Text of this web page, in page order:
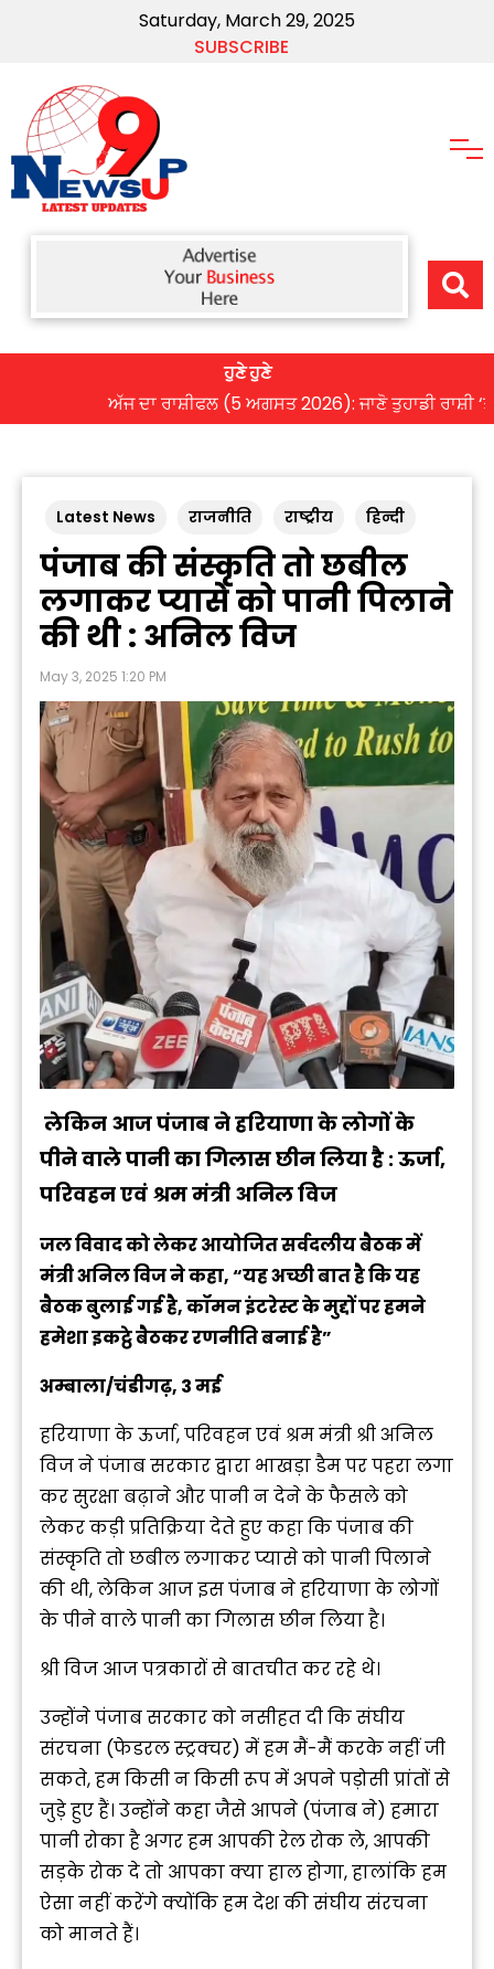
Saturday, March 29, 2025
SUBSCRIBE
ਹੁਣੇ ਹੁਣੇ
ਅੱਜ ਦਾ ਰਾਸ਼ੀਫਲ (5 ਅਗਸਤ 2026): ਜਾਣੋ ਤੁਹਾਡੀ ਰਾਸ਼ੀ ‘ਤੇ
Latest News राजनीति राष्ट्रीय हिन्दी
पंजाब की संस्कृति तो छबील
लगाकर प्यासे को पानी पिलाने
की थी : अनिल विज
May 3, 2025 1:20 PM
लेकिन आज पंजाब ने हरियाणा के लोगों के
पीने वाले पानी का गिलास छीन लिया है : ऊर्जा,
परिवहन एवं श्रम मंत्री अनिल विज
जल विवाद को लेकर आयोजित सर्वदलीय बैठक में
मंत्री अनिल विज ने कहा, “यह अच्छी बात है कि यह
बैठक बुलाई गई है, कॉमन इंटरेस्ट के मुद्दों पर हमने
हमेशा इकट्ठे बैठकर रणनीति बनाई है”
अम्बाला/चंडीगढ़, 3 मई
हरियाणा के ऊर्जा, परिवहन एवं श्रम मंत्री श्री अनिल
विज ने पंजाब सरकार द्वारा भाखड़ा डैम पर पहरा लगा
कर सुरक्षा बढ़ाने और पानी न देने के फैसले को
लेकर कड़ी प्रतिक्रिया देते हुए कहा कि पंजाब की
संस्कृति तो छबील लगाकर प्यासे को पानी पिलाने
की थी, लेकिन आज इस पंजाब ने हरियाणा के लोगों
के पीने वाले पानी का गिलास छीन लिया है।
श्री विज आज पत्रकारों से बातचीत कर रहे थे।
उन्होंने पंजाब सरकार को नसीहत दी कि संघीय
संरचना (फेडरल स्ट्रक्चर) में हम मैं-मैं करके नहीं जी
सकते, हम किसी न किसी रूप में अपने पड़ोसी प्रांतों से
जुड़े हुए हैं। उन्होंने कहा जैसे आपने (पंजाब ने) हमारा
पानी रोका है अगर हम आपकी रेल रोक ले, आपकी
सड़के रोक दे तो आपका क्या हाल होगा, हालांकि हम
ऐसा नहीं करेंगे क्योंकि हम देश की संघीय संरचना
को मानते हैं।